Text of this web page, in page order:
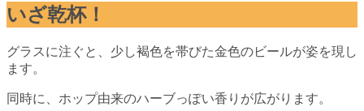
いざ乾杯！
グラスに注ぐと、少し褐色を帯びた金色のビールが姿を現し
ます。
同時に、ホップ由来のハーブっぽい香りが広がります。